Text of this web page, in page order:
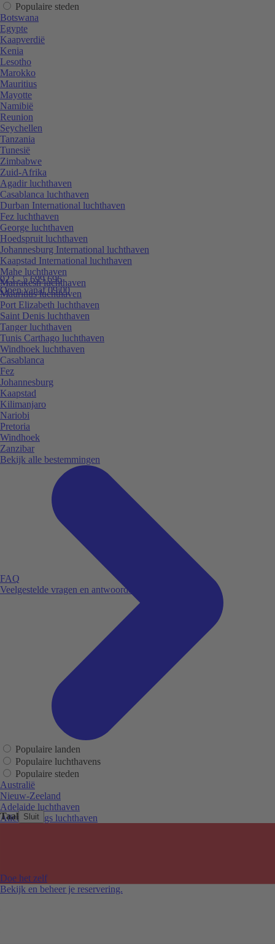
Taal Sluit
023 - 5 699 696
Open vanaf 09:00
FAQ
Veelgestelde vragen en antwoorden.
Doe het zelf
Bekijk en beheer je reservering.
Populaire steden
Botswana
Egypte
Kaapverdië
Kenia
Lesotho
Marokko
Mauritius
Mayotte
Namibië
Reunion
Seychellen
Tanzania
Tunesië
Zimbabwe
Zuid-Afrika
Agadir luchthaven
Casablanca luchthaven
Durban International luchthaven
Fez luchthaven
George luchthaven
Hoedspruit luchthaven
Johannesburg International luchthaven
Kaapstad International luchthaven
Mahe luchthaven
Marrakesh luchthaven
Mauritius luchthaven
Port Elizabeth luchthaven
Saint Denis luchthaven
Tanger luchthaven
Tunis Carthago luchthaven
Windhoek luchthaven
Casablanca
Fez
Johannesburg
Kaapstad
Kilimanjaro
Nariobi
Pretoria
Windhoek
Zanzibar
Bekijk alle bestemmingen
Populaire landen
Populaire luchthavens
Populaire steden
Australië
Nieuw-Zeeland
Adelaide luchthaven
Alice Springs luchthaven
Melbourne Tullamarine luchthaven
Perth luchthaven
Sydney luchthaven